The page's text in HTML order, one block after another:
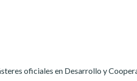
oficiales en Desarrollo y